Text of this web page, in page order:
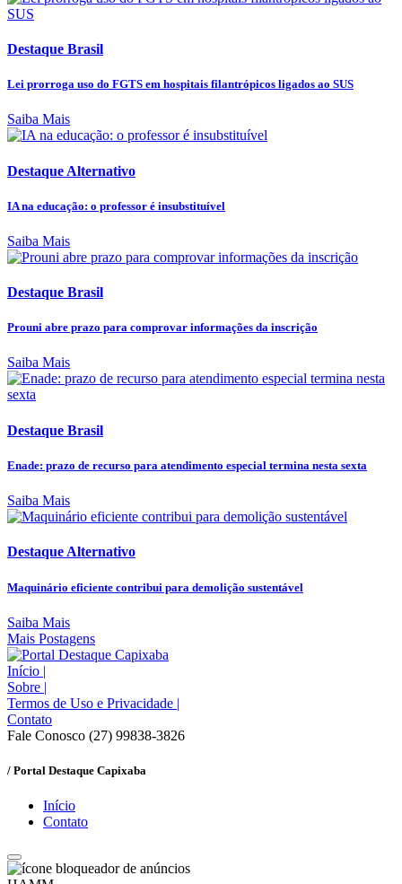
Destaque Brasil
Lei prorroga uso do FGTS em hospitais filantrópicos ligados ao SUS
Saiba Mais
Destaque Alternativo
IA na educação: o professor é insubstituível
Saiba Mais
Destaque Brasil
Prouni abre prazo para comprovar informações da inscrição
Saiba Mais
Destaque Brasil
Enade: prazo de recurso para atendimento especial termina nesta sexta
Saiba Mais
Destaque Alternativo
Maquinário eficiente contribui para demolição sustentável
Saiba Mais
Mais Postagens
Início |
Sobre |
Termos de Uso e Privacidade |
Contato
Fale Conosco (27) 99838-3826
/ Portal Destaque Capixaba
Início
Contato